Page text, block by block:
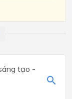
tạo -